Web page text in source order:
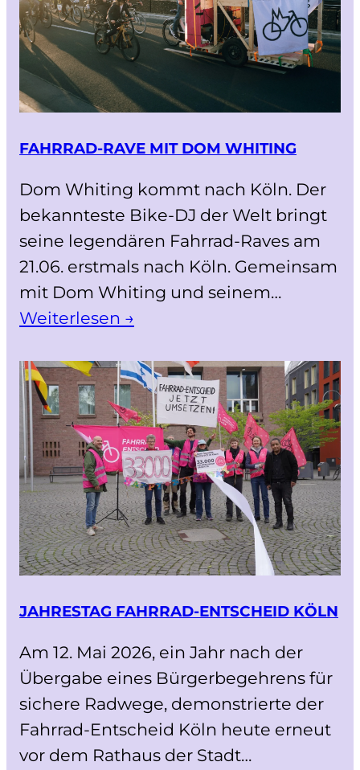
FAHRRAD-RAVE MIT DOM WHITING
Dom Whiting kommt nach Köln. Der
bekannteste Bike-DJ der Welt bringt
seine legendären Fahrrad-Raves am
21.06. erstmals nach Köln. Gemeinsam
mit Dom Whiting und seinem…
Weiterlesen →
JAHRESTAG FAHRRAD-ENTSCHEID KÖLN
Am 12. Mai 2026, ein Jahr nach der
Übergabe eines Bürgerbegehrens für
sichere Radwege, demonstrierte der
Fahrrad-Entscheid Köln heute erneut
vor dem Rathaus der Stadt…